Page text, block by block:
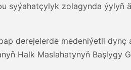
syýahatçylyk zolagynda ýylyň
derejelerde medeniýetli
Halk Maslahatynyň Başlygy